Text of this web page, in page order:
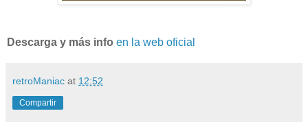
Descarga y más info en la web oficial
retroManiac at 12:52
Compartir